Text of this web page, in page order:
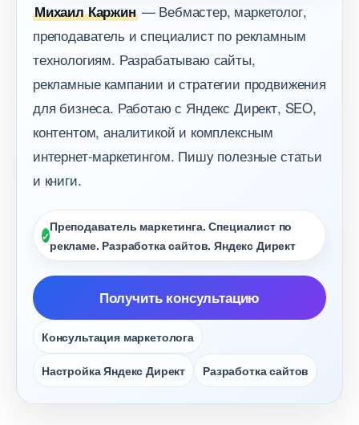
Михаил Каржин— Вебмастер, маркетолог,
преподаватель и специалист по рекламным
технологиям. Разрабатываю сайты,
рекламные кампании и стратегии продвижения
для бизнеса. Работаю с Яндекс Директ, SEO,
контентом, аналитикой и комплексным
интернет-маркетингом. Пишу полезные статьи
и книги.
Преподаватель маркетинга. Специалист по
рекламе. Разработка сайтов. Яндекс Директ
Получить консультацию
Консультация маркетолога
Настройка Яндекс Директ Разработка сайто